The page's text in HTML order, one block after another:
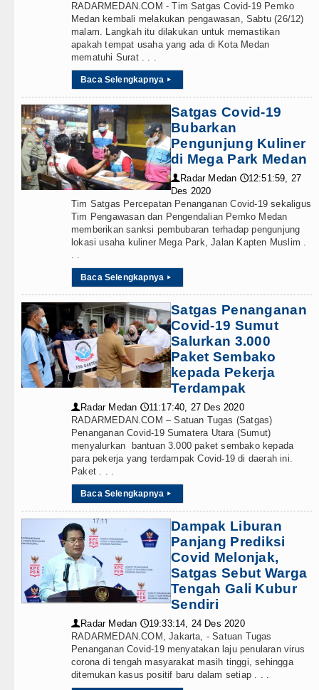
RADARMEDAN.COM - Tim Satgas Covid-19 Pemko
Medan kembali melakukan pengawasan, Sabtu (26/12)
malam. Langkah itu dilakukan untuk memastikan
apakah tempat usaha yang ada di Kota Medan
mematuhi Surat . . .
Baca Selengkapnya ▸
Satgas Covid-19
Bubarkan
Pengunjung Kuliner
di Mega Park Medan
👤 Radar Medan 🕔12:51:59, 27
Des 2020
Tim Satgas Percepatan Penanganan Covid-19 sekaligus
Tim Pengawasan dan Pengendalian Pemko Medan
memberikan sanksi pembubaran terhadap pengunjung
lokasi usaha kuliner Mega Park, Jalan Kapten Muslim .
. .
Baca Selengkapnya ▸
Satgas Penanganan
Covid-19 Sumut
Salurkan 3.000
Paket Sembako
kepada Pekerja
Terdampak
👤 Radar Medan 🕔11:17:40, 27 Des 2020
RADARMEDAN.COM – Satuan Tugas (Satgas)
Penanganan Covid-19 Sumatera Utara (Sumut)
menyalurkan bantuan 3.000 paket sembako kepada
para pekerja yang terdampak Covid-19 di daerah ini.
Paket . . .
Baca Selengkapnya ▸
Dampak Liburan
Panjang Prediksi
Covid Melonjak,
Satgas Sebut Warga
Tengah Gali Kubur
Sendiri
👤 Radar Medan 🕔19:33:14, 24 Des 2020
RADARMEDAN.COM, Jakarta, - Satuan Tugas
Penanganan Covid-19 menyatakan laju penularan virus
corona di tengah masyarakat masih tinggi, sehingga
ditemukan kasus positif baru dalam setiap . . .